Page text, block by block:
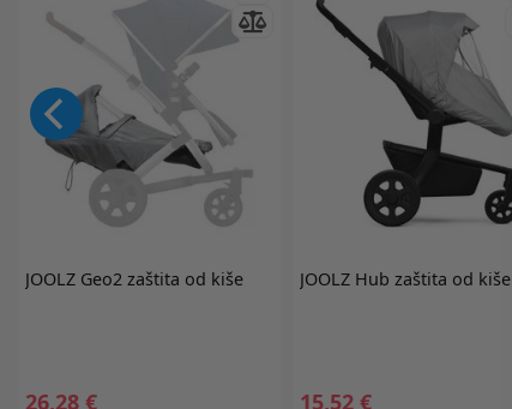
JOOLZGeo2 zaštita od kiše
26,28 €
JOOLZHub zaštita od kiše
15,52 €